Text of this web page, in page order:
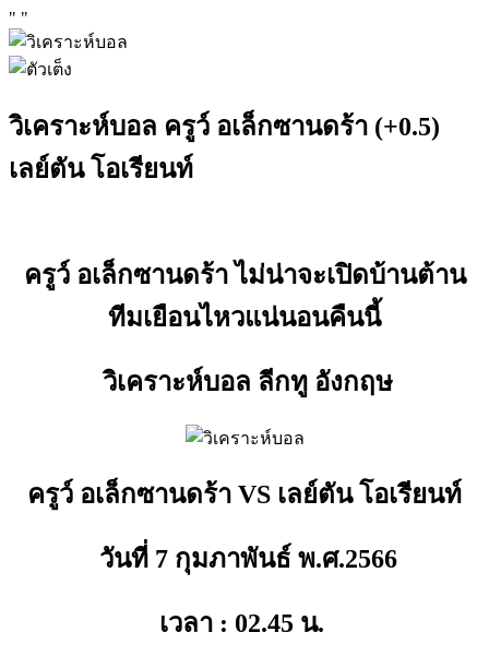
" "
วิเคราะห์บอล ครูว์ อเล็กซานดร้า (+0.5)
เลย์ตัน โอเรียนท์
ครูว์ อเล็กซานดร้า ไม่น่าจะเปิดบ้านต้าน
ทีมเยือนไหวแน่นอนคืนนี้
วิเคราะห์บอล ลีกทู อังกฤษ
ครูว์ อเล็กซานดร้า VS เลย์ตัน โอเรียนท์
วันที่ 7 กุมภาพันธ์ พ.ศ.2566
เวลา : 02.45 น.